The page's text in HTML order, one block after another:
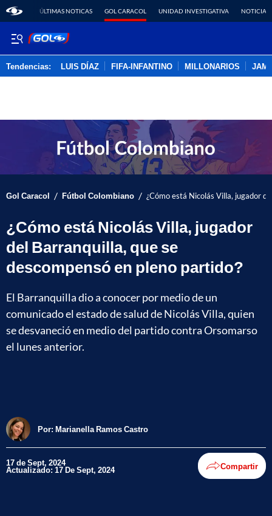
ÚLTIMAS NOTICAS GOL CARACOL UNIDAD INVESTIGATIVA NOTICIAS
Tendencias: LUIS DÍAZ FIFA-INFANTINO MILLONARIOS
Gol Caracol / Fútbol Colombiano / ¿Cómo está Nicolás Villa, jugador
¿Cómo está Nicolás Villa, jugador
del Barranquilla, que se
descompensó en pleno partido?
El Barranquilla dio a conocer por medio de un
comunicado el estado de salud de Nicolás Villa, quien
se desvaneció en medio del partido contra Orsomarso
el lunes anterior.
Por: Marianella Ramos Castro
17 de Sept, 2024
Actualizado: 17 De Sept, 2024 Compartir